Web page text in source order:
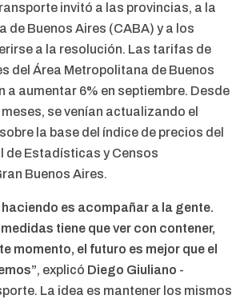
invitó a las provincias, a la
de Buenos Aires (CABA) y a los
a la resolución. Las tarifas de
del Área Metropolitana de Buenos
a aumentar 6% en septiembre. Desde
se venían actualizando el
la base del índice de precios del
de Estadísticas y Censos
Buenos Aires.
es acompañar a la gente.
tiene que ver con contener,
momento, el futuro es mejor que el
, explicó Diego Giuliano -
La idea es mantener los mismos